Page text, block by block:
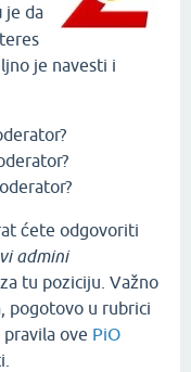
je da
je navesti i
ćete odgovoriti
admini
tu poziciju. Važno
pogotovo u rubrici
ove PiO